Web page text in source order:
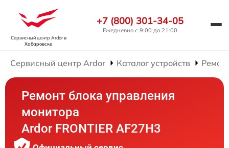
Сервисный центр Ardorв
Хабаровске
+7 (800) 301-34-05
Ежедневно с 9:00 до 21:00
Сервисный центр Ardor Каталог устройств
Ремонт блока управления
монитора
Ardor FRONTIER AF27H3